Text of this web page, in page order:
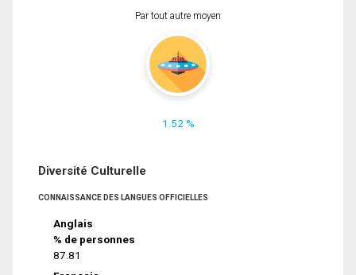
Par tout autre moyen
1.52 %
Diversité Culturelle
CONNAISSANCE DES LANGUES OFFICIELLES
Anglais
% de personnes
87.81